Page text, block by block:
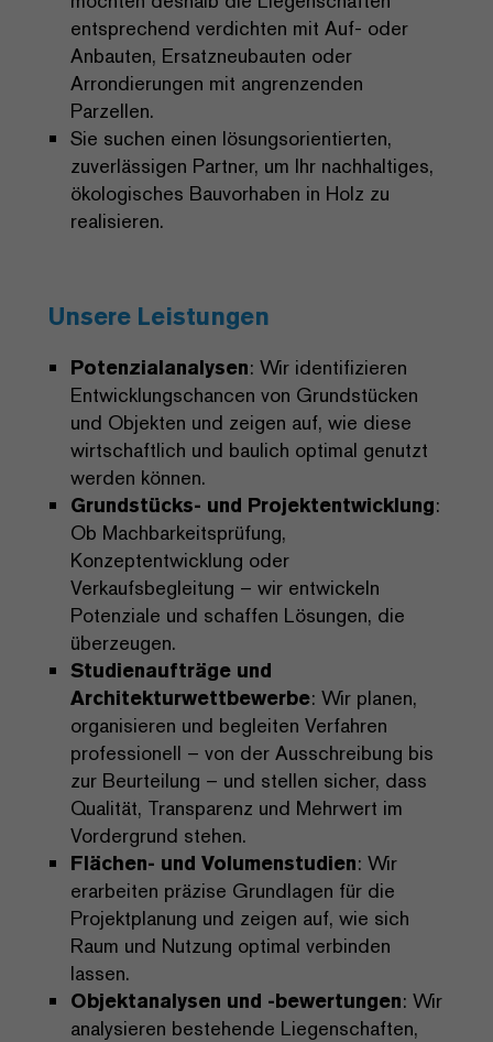
entsprechend verdichten mit Auf- oder
Anbauten, Ersatzneubauten oder
Arrondierungen mit angrenzenden
Parzellen.
Sie suchen einen lösungsorientierten,
zuverlässigen Partner, um Ihr nachhaltiges,
ökologisches Bauvorhaben in Holz zu
realisieren.
Unsere Leistungen
Potenzialanalysen: Wir identifizieren
Entwicklungschancen von Grundstücken
und Objekten und zeigen auf, wie diese
wirtschaftlich und baulich optimal genutzt
werden können.
Grundstücks- und Projektentwicklung:
Ob Machbarkeitsprüfung,
Konzeptentwicklung oder
Verkaufsbegleitung – wir entwickeln
Potenziale und schaffen Lösungen, die
überzeugen.
Studienaufträge und
Architekturwettbewerbe: Wir planen,
organisieren und begleiten Verfahren
professionell – von der Ausschreibung bis
zur Beurteilung – und stellen sicher, dass
Qualität, Transparenz und Mehrwert im
Vordergrund stehen.
Flächen- und Volumenstudien: Wir
erarbeiten präzise Grundlagen für die
Projektplanung und zeigen auf, wie sich
Raum und Nutzung optimal verbinden
lassen.
Objektanalysen und -bewertungen: Wir
analysieren bestehende Liegenschaften,